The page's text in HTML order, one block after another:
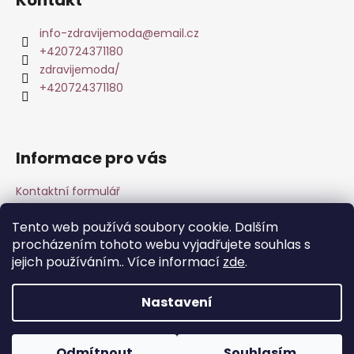
Tento web používá soubory cookie. Dalším
procházením tohoto webu vyjadřujete souhlas s
jejich používáním.. Více informací zde.
Nastavení
Registruj se a využívej výhody, čím víc budeš nakupovat a
info-zdravijemoda@email.cz
+420724371180
zdravijemoda/
+420724371180
Informace pro vás
Kontaktní formulář
Podmínky ochrany osobních údajů
O nás
DuoLife Club - plný výhod
Copyright 2026zdravijemoda.cz. Všechna práva